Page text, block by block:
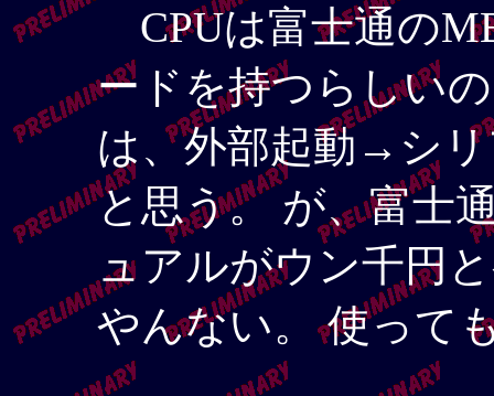
CPUは富士通の
ードを持つらしい
は、外部起動→シ
と思う。 が、富士
ュアルがウン千円
やんない。 使って